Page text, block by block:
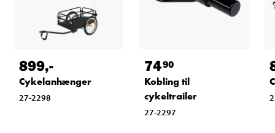
899,-
Cykelanhænger
27-2298
7490
Kobling til
cykeltrailer
27-2297